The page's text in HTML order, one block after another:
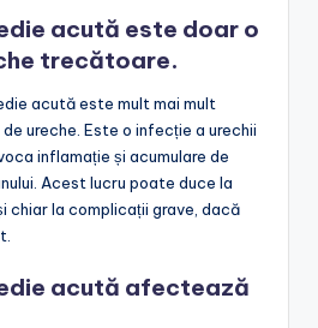
acută este doar o
trecătoare.
acută este mult mai mult
ureche. Este o infecție a urechii
inflamație și acumulare de
Acest lucru poate duce la
chiar la complicații grave, dacă
acută afectează